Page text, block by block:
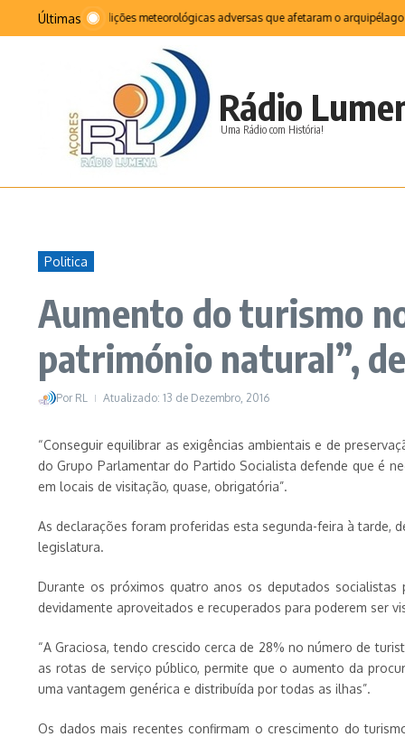
Ir para o conteúdo
Últimas
das condições meteorológicas adversas que afetaram o arquipélago
Rádio
Uma Rádio com História!
Politica
Aumento do turismo
património natural”,
Por RL Atualizado: 13 de Dezembro, 2016
“Conseguir equilibrar as exigências ambientais e de
do Grupo Parlamentar do Partido Socialista defende que é
em locais de visitação, quase, obrigatória”.
As declarações foram proferidas esta segunda-feira à tarde,
legislatura.
Durante os próximos quatro anos os deputados
devidamente aproveitados e recuperados para poderem ser
“A Graciosa, tendo crescido cerca de 28% no número de
as rotas de serviço público, permite que o aumento da
uma vantagem genérica e distribuída por todas as ilhas”.
Os dados mais recentes confirmam o crescimento do